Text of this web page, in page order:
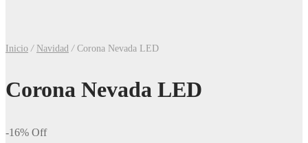
Inicio / Navidad /Corona Nevada LED
Corona Nevada LED
-16% Off